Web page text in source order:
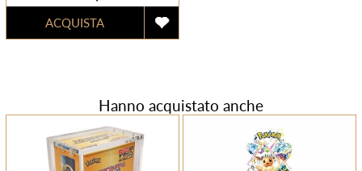
Hanno acquistato anche